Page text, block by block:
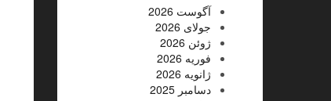
آگوست 2026
جولای 2026
ژوئن 2026
فوریه 2026
ژانویه 2026
دسامبر 2025